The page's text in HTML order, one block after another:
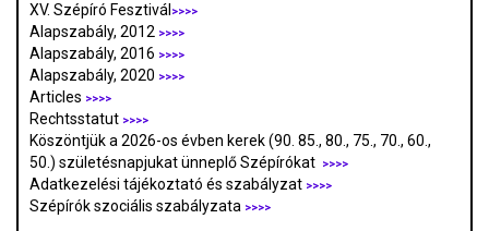
XV. Szépíró Fesztivál >>>>
Alapszabály, 2012 >>>>
Alapszabály, 2016 >>>>
Alapszabály, 2020 >>>>
Articles >>>>
Rechtsstatut >>>>
Köszöntjük a 2026-os évben kerek (90. 85., 80., 75., 70., 60.,
50.) születésnapjukat ünneplő Szépírókat
>>>>
Adatkezelési tájékoztató és szabályzat >>>>
Szépírók szociális szabályzata >>>>